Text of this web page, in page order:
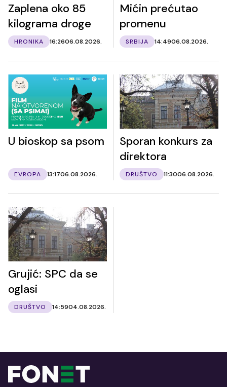
Zaplena oko 85
kilograma droge
HRONIKA 16:2606.08.2026.
Mićin prećutao
promenu
SRBIJA 14:4906.08.2026.
U bioskop sa psom
EVROPA 13:1706.08.2026.
Sporan konkurs za
direktora
DRUŠTVO 11:3006.08.2026.
Grujić: SPC da se
oglasi
DRUŠTVO 14:5904.08.2026.